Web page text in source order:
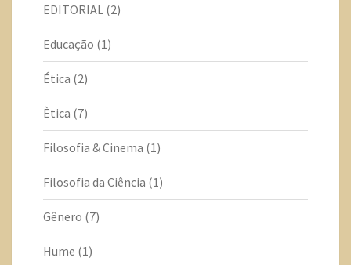
EDITORIAL (2)
Educação (1)
Ética (2)
Ètica (7)
Filosofia & Cinema (1)
Filosofia da Ciência (1)
Gênero (7)
Hume (1)